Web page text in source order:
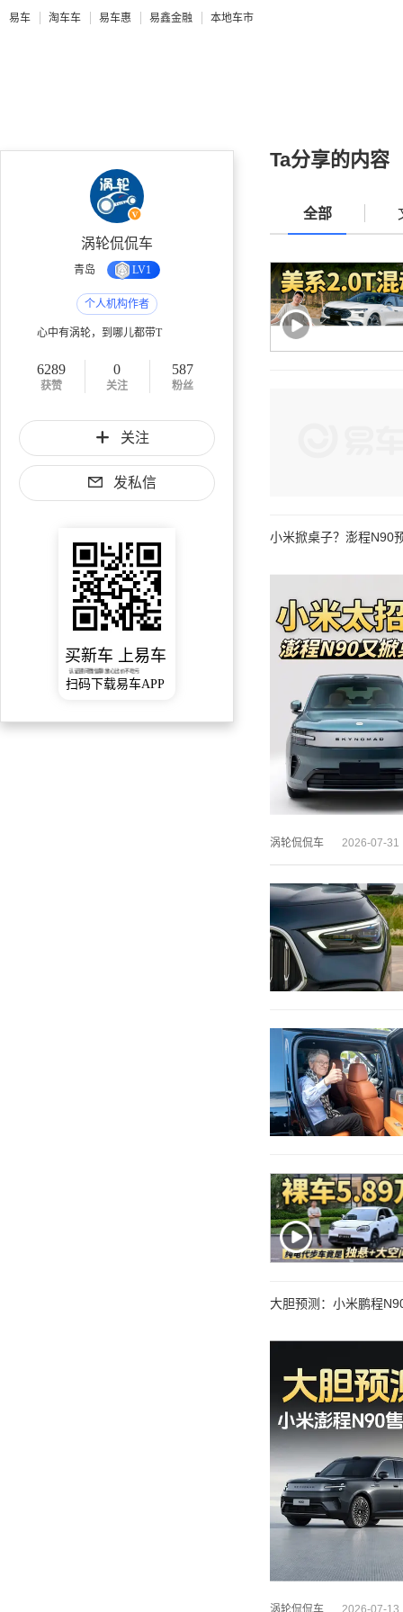
易车 淘车车 易车惠 易鑫金融 本地车市
涡轮侃侃车
青岛 LV1
个人机构作者
心中有涡轮，到哪儿都带T
6289
获赞
0
关注
587
粉丝
关注
发私信
买新车 上易车
认证顾问微信聊 放心比价不吃亏
扫码下载易车APP
Ta分享的内容
全部
小米掀桌子？澎程N90
涡轮侃侃车 2026-07-31
大胆预测：小米鹏程
涡轮侃侃车 2026-07-13